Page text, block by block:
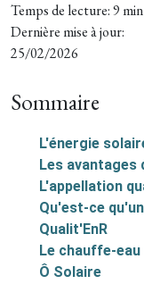
Temps de lecture: 9
Dernière mise à jour:
25/02/2026
Sommaire
L'énergie
Les avantages
L'appellation
Qu'est-ce
Qualit'EnR
Le chauffe-eau
Ô Solaire